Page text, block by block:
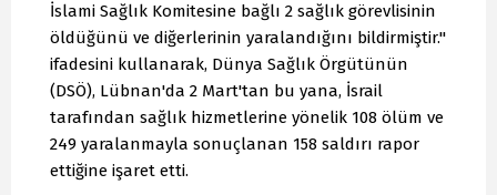
İslami Sağlık Komitesine bağlı 2 sağlık görevlisinin
öldüğünü ve diğerlerinin yaralandığını bildirmiştir."
ifadesini kullanarak, Dünya Sağlık Örgütünün
(DSÖ), Lübnan'da 2 Mart'tan bu yana, İsrail
tarafından sağlık hizmetlerine yönelik 108 ölüm ve
249 yaralanmayla sonuçlanan 158 saldırı rapor
ettiğine işaret etti.